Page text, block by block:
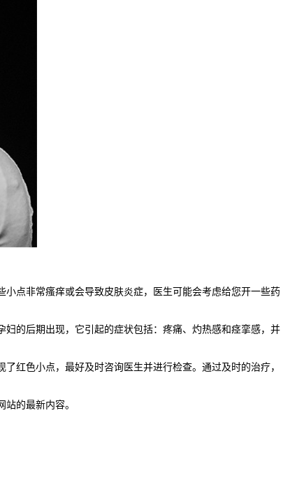
点非常瘙痒或会导致皮肤炎症，医生可能会考虑给您开一些药
的后期出现，它引起的症状包括：疼痛、灼热感和痉挛感，并
红色小点，最好及时咨询医生并进行检查。通过及时的治疗，
的最新内容。